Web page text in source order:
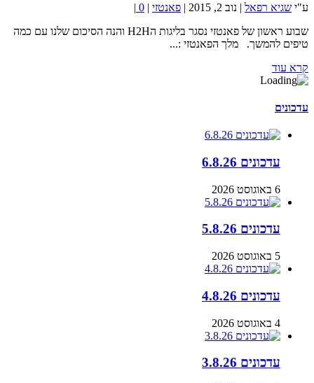
ע"י שגיא רפאל | נוב 2, 2015 | פאנטזי |
0
|
שבוע ראשון של פאנטזי נסגר בליגות הH2H והנה הסיכום שלנו עם כמה
טיפים להמשך. מלך הפאנטזי :...
קרא עוד
עדכונים
עדכונים 6.8.26
6 באוגוסט 2026
עדכונים 5.8.26
5 באוגוסט 2026
עדכונים 4.8.26
4 באוגוסט 2026
עדכונים 3.8.26